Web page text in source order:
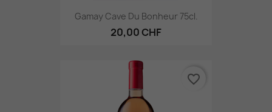
Gamay Cave Du Bonheur 75cl.
20,00 CHF
favorite_border